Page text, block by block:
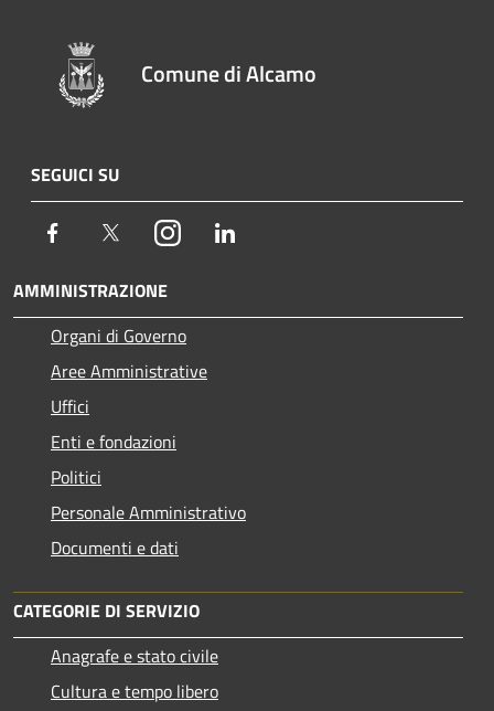
Comune di Alcamo
SEGUICI SU
Facebook TwitterInstagram
AMMINISTRAZIONE
Organi di Governo
Aree Amministrative
Uffici
Enti e fondazioni
Politici
Personale Amministrativo
Documenti e dati
CATEGORIE DI SERVIZIO
Anagrafe e stato civile
Cultura e tempo libero